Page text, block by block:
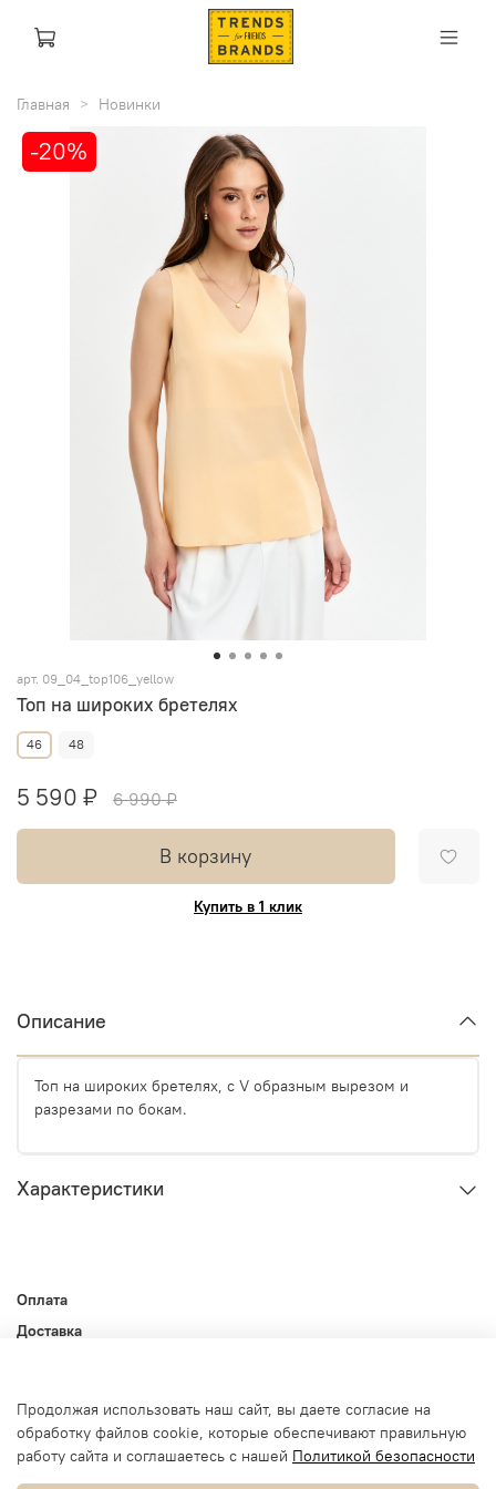
Главная Новинки
-20%
арт. 09_04_top106_yellow
Топ на широких бретелях
46 48
5 590 ₽ 6 990 ₽
В корзину
Купить в 1 клик
Описание
Топ на широких бретелях, с V образным вырезом и
разрезами по бокам.
Характеристики
Оплата
Доставка
Пользовательское соглашение
Условия обмена и возврата
Продолжая использовать наш сайт, вы даете согласие на
обработку файлов cookie, которые обеспечивают правильную
работу сайта и соглашаетесь с нашей Политикой безопасности